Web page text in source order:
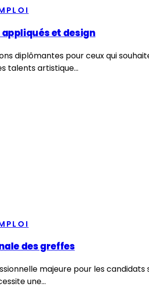
et design
diplômantes pour ceux qui
talents artistique...
des greffes
majeure pour les
une...